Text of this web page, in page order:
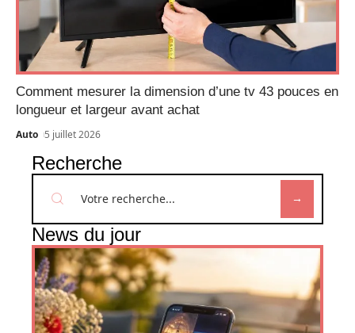
Comment mesurer la dimension d’une tv 43 pouces en
longueur et largeur avant achat
Auto 5 juillet 2026
Recherche
News du jour